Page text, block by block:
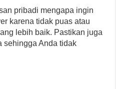
pribadi mengapa ingin
karena tidak puas atau
lebih baik. Pastikan juga
sehingga Anda tidak